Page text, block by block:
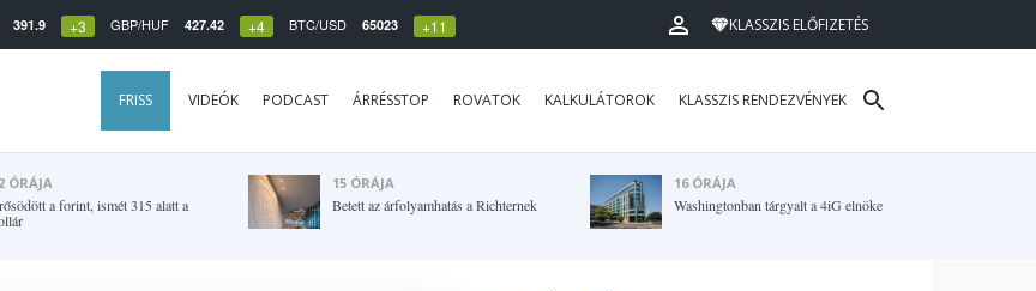
391.9 +3 GBP/HUF 427.42 +4 BTC/USD 65023 +11 KLASSZIS ELŐFIZETÉS
FRISS VIDEÓK PODCAST ÁRRÉSSTOP ROVATOK KALKULÁTOROK KLASSZIS RENDEZVÉNYEK
ÓRÁJA
a forint, ismét 315 alatt a
15 ÓRÁJA
Betett az árfolyamhatás a Richternek
16 ÓRÁJA
Washingtonban tárgyalt a 4iG elnöke